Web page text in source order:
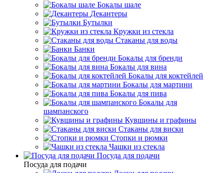
Бокалы шале
Декантеры
Бутылки
Кружки из стекла
Стаканы для воды
Банки
Бокалы для бренди
Бокалы для вина
Бокалы для коктейлей
Бокалы для мартини
Бокалы для пива
Бокалы для
шампанского
Кувшины и графины
Стаканы для виски
Стопки и рюмки
Чашки из стекла
Посуда для подачи
Посуда для подачи